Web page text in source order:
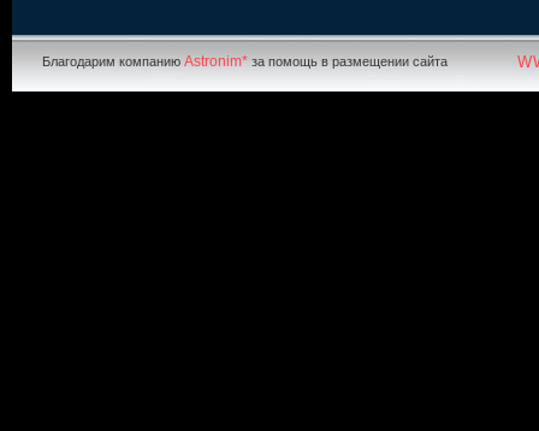
Благодарим компанию Astronim* за помощь в размещении сайта